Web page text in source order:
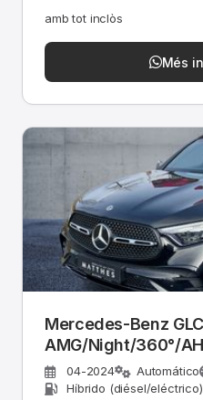
amb tot inclòs
Més
Mercedes-Benz
AMG/Night/360°/
04-2024 Automático
Híbrido (diésel/eléctrico)